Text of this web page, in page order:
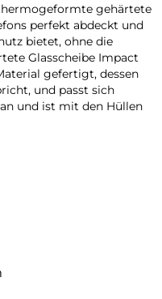
gehärtete
perfekt abdeckt und
bietet, ohne die
Glasscheibe Impact
gefertigt, dessen
und passt sich
und ist mit den Hüllen